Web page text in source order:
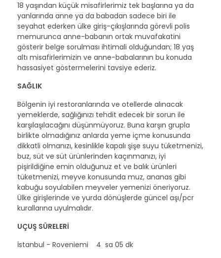
18 yaşından küçük misafirlerimiz tek başlarına ya da
yanlarında anne ya da babadan sadece biri ile
seyahat ederken ülke giriş-çıkışlarında görevli polis
memurunca anne-babanın ortak muvafakatini
gösterir belge sorulması ihtimali olduğundan; 18 yaş
altı misafirlerimizin ve anne-babalarının bu konuda
hassasiyet göstermelerini tavsiye ederiz.
SAĞLIK
Bölgenin iyi restoranlarında ve otellerde alınacak
yemeklerde, sağlığınızı tehdit edecek bir sorun ile
karşılaşılacağını düşünmüyoruz. Buna karşın grupla
birlikte olmadığınız anlarda yeme içme konusunda
dikkatli olmanızı, kesinlikle kapalı şişe suyu tüketmenizi,
buz, süt ve süt ürünlerinden kaçınmanızı, iyi
pişirildiğine emin olduğunuz et ve balık ürünleri
tüketmenizi, meyve konusunda muz, ananas gibi
kabuğu soyulabilen meyveler yemenizi öneriyoruz.
Ülke girişlerinde ve yurda dönüşlerde güncel aşı/pcr
kurallarına uyulmalıdır.
UÇUŞ SÜRELERİ
İstanbul - Roveniemi 4 sa 05 dk